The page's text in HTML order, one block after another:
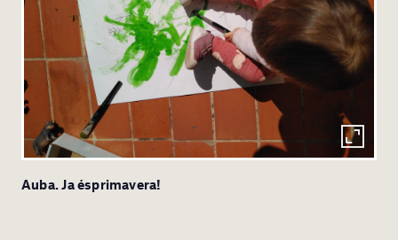
Auba. Ja ésprimavera!